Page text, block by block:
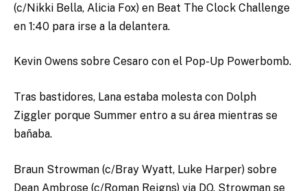
(c/Nikki Bella, Alicia Fox) en Beat The Clock Challenge
en 1:40 para irse a la delantera.
Kevin Owens sobre Cesaro con el Pop-Up Powerbomb.
Tras bastidores, Lana estaba molesta con Dolph
Ziggler porque Summer entro a su área mientras se
bañaba.
Braun Strowman (c/Bray Wyatt, Luke Harper) sobre
Dean Ambrose (c/Roman Reigns) via DQ. Strowman se